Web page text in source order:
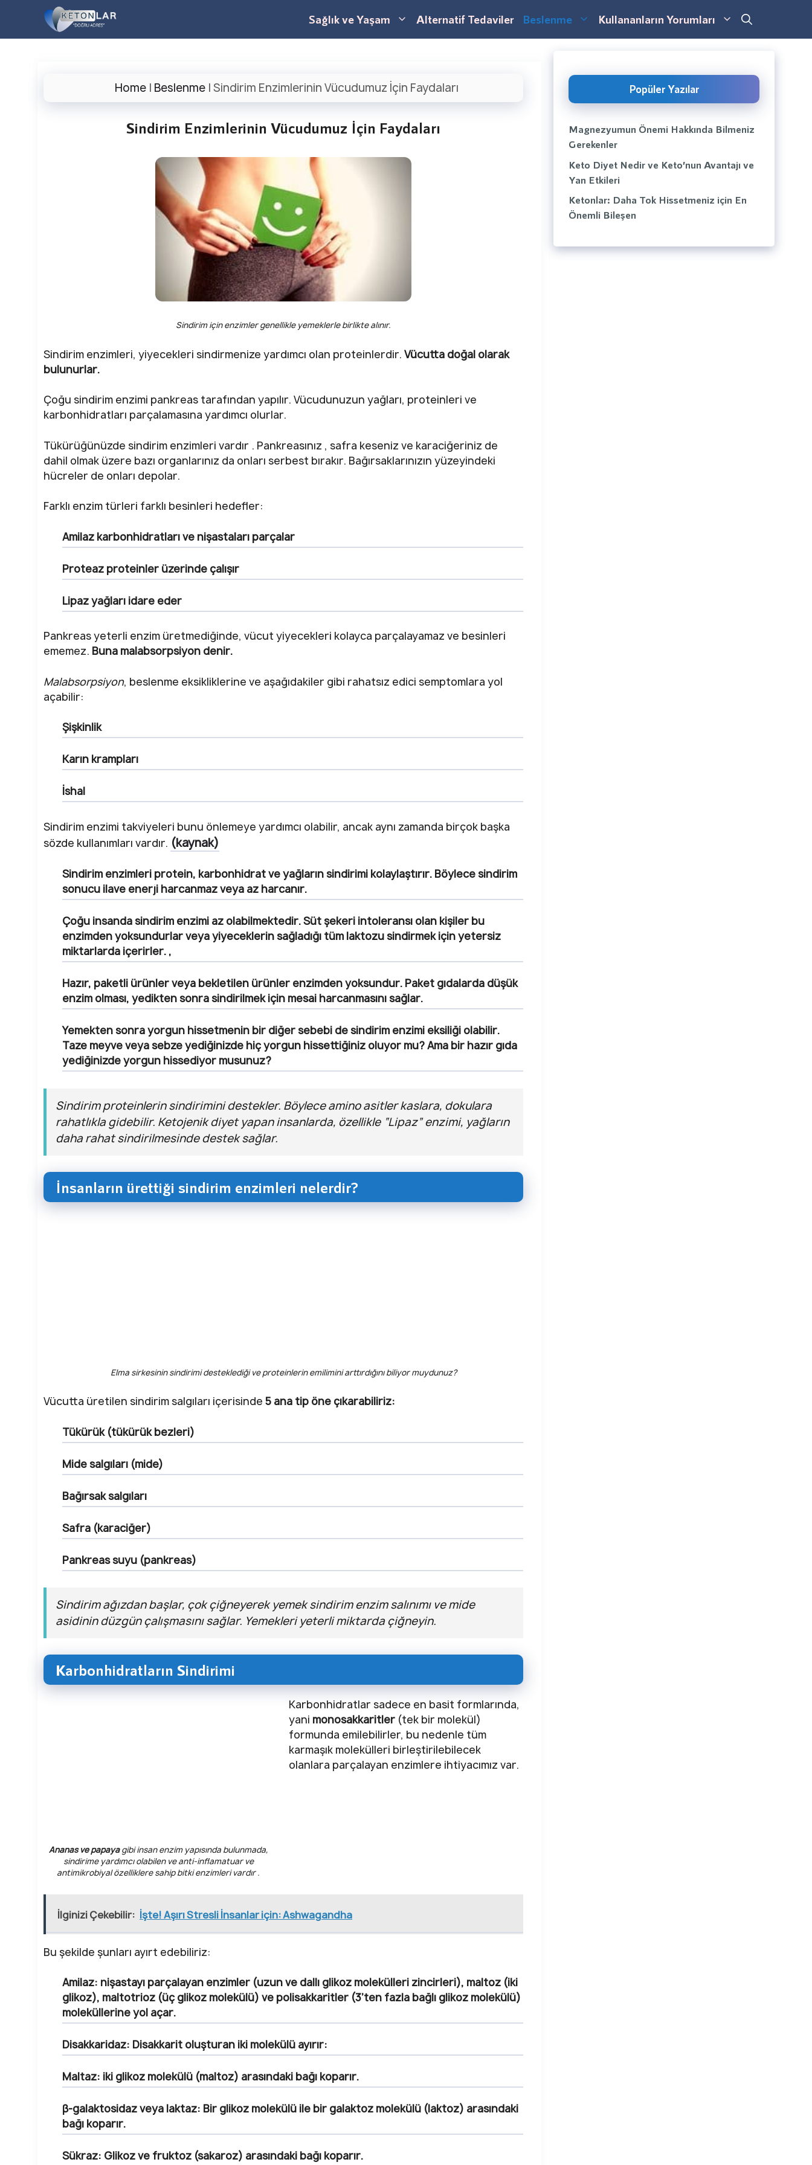
Sağlık ve Yaşam Alternatif Tedaviler Beslenme Kullananların Yorumları
Home| Beslenme| Sindirim Enzimlerinin Vücudumuz İçin Faydaları
Sindirim Enzimlerinin Vücudumuz İçin Faydaları
Sindirim için enzimler genellikle yemeklerle birlikte alınır.
Sindirim enzimleri, yiyecekleri sindirmenize yardımcı olan proteinlerdir. Vücutta doğal olarak
bulunurlar.
Çoğu sindirim enzimi pankreas tarafından yapılır. Vücudunuzun yağları, proteinleri ve
karbonhidratları parçalamasına yardımcı olurlar.
Tükürüğünüzde sindirim enzimleri vardır . Pankreasınız , safra keseniz ve karaciğeriniz de
dahil olmak üzere bazı organlarınız da onları serbest bırakır. Bağırsaklarınızın yüzeyindeki
hücreler de onları depolar.
Farklı enzim türleri farklı besinleri hedefler:
Amilaz karbonhidratları ve nişastaları parçalar
Proteaz proteinler üzerinde çalışır
Lipazyağları idare eder
Pankreas yeterli enzim üretmediğinde, vücut yiyecekleri kolayca parçalayamaz ve besinleri
ememez. Buna malabsorpsiyon denir.
Malabsorpsiyon, beslenme eksikliklerine ve aşağıdakiler gibi rahatsız edici semptomlara yol
açabilir:
Şişkinlik
Karın krampları
İshal
Sindirim enzimi takviyeleri bunu önlemeye yardımcı olabilir, ancak aynı zamanda birçok başka
sözde kullanımları vardır. (kaynak)
Sindirim enzimleri protein, karbonhidrat ve yağların sindirimi kolaylaştırır. Böylece sindirim
sonucu ilave enerji harcanmaz veya az harcanır.
Çoğu insanda sindirim enzimi az olabilmektedir.Süt şekeri intoleransı olan kişiler bu
enzimden yoksundurlar veya yiyeceklerin sağladığı tüm laktozu sindirmek için yetersiz
miktarlarda içerirler. ,
Hazır, paketli ürünler veya bekletilen ürünler enzimden yoksundur. Paket gıdalarda düşük
enzim olması, yedikten sonra sindirilmek için mesai harcanmasını sağlar.
Yemekten sonra yorgun hissetmenin bir diğer sebebi de sindirim enzimi eksiliği olabilir.
Taze meyve veya sebze yediğinizde hiç yorgun hissettiğiniz oluyor mu? Ama bir hazır gıda
yediğinizde yorgun hissediyor musunuz?
Sindirim proteinlerin sindirimini destekler. Böylece amino asitler kaslara, dokulara
rahatlıkla gidebilir. Ketojenik diyet yapan insanlarda, özellikle “Lipaz” enzimi, yağların
daha rahat sindirilmesinde destek sağlar.
İnsanların ürettiği sindirim enzimleri nelerdir?
Elma sirkesinin sindirimi desteklediği ve proteinlerin emilimini arttırdığını biliyor muydunuz?
Vücutta üretilen sindirim salgıları içerisinde 5 ana tip öne çıkarabiliriz:
Tükürük (tükürük bezleri)
Mide salgıları (mide)
Bağırsak salgıları
Safra (karaciğer)
Pankreas suyu (pankreas)
Sindirim ağızdan başlar, çok çiğneyerek yemek sindirim enzim salınımı ve mide
asidinin düzgün çalışmasını sağlar. Yemekleri yeterli miktarda çiğneyin.
Karbonhidratların Sindirimi
Ananas ve papayagibi insan enzim yapısında bulunmada,
sindirime yardımcı olabilen ve anti-inflamatuar ve
antimikrobiyal özelliklere sahip bitki enzimleri vardır .
Karbonhidratlar sadece en basit formlarında,
yani monosakkaritler(tek bir molekül)
formunda emilebilirler, bu nedenle tüm
karmaşık molekülleri birleştirilebilecek
olanlara parçalayan enzimlere ihtiyacımız var.
İlginizi Çekebilir: İşte! Aşırı Stresli İnsanlar için: Ashwagandha
Bu şekilde şunları ayırt edebiliriz:
Amilaz: nişastayı parçalayan enzimler (uzun ve dallı glikoz molekülleri zincirleri), maltoz (iki
glikoz), maltotrioz (üç glikoz molekülü) ve polisakkaritler (3’ten fazla bağlı glikoz molekülü)
moleküllerine yol açar.
Disakkaridaz: Disakkarit oluşturan iki molekülü ayırır:
Maltaz: iki glikoz molekülü (maltoz) arasındaki bağı koparır.
β-galaktosidaz veya laktaz: Bir glikoz molekülü ile bir galaktoz molekülü (laktoz) arasındaki
bağı koparır.
Sükraz: Glikoz ve fruktoz (sakaroz) arasındaki bağı koparır.
Popüler Yazılar
Magnezyumun Önemi Hakkında Bilmeniz
Gerekenler
Keto Diyet Nedir ve Keto’nun Avantajı ve
Yan Etkileri
Ketonlar: Daha Tok Hissetmeniz için En
Önemli Bileşen